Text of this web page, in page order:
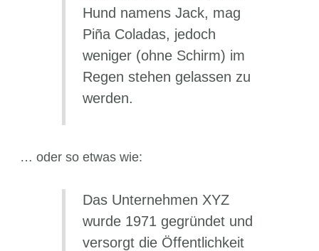
Hund namens Jack, mag
Piña Coladas, jedoch
weniger (ohne Schirm) im
Regen stehen gelassen zu
werden.
… oder so etwas wie:
Das Unternehmen XYZ
wurde 1971 gegründet und
versorgt die Öffentlichkeit